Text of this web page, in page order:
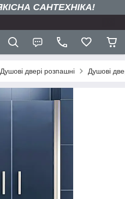
САНТЕХНІКА!
Душові двері розпашні Душові